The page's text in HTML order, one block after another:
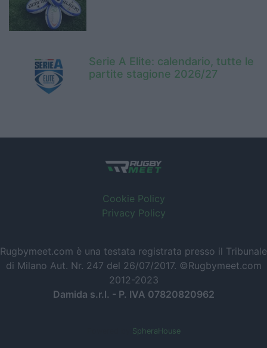
Serie A Elite: calendario, tutte le
partite stagione 2026/27
Cookie Policy
Privacy Policy
Rugbymeet.com è una testata registrata presso il Tribunale
di Milano Aut. Nr. 247 del 26/07/2017. ©Rugbymeet.com
2012-2023
Damida s.r.l. - P. IVA 07820820962
SpheraHouse